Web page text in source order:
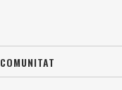
COMUNITAT